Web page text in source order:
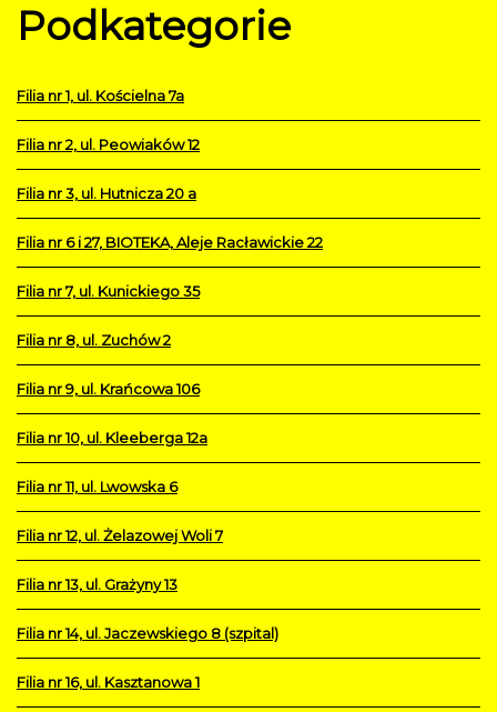
Podkategorie
Filia nr 1, ul. Kościelna 7a
Filia nr 2, ul. Peowiaków 12
Filia nr 3, ul. Hutnicza 20 a
Filia nr 6 i 27, BIOTEKA, Aleje Racławickie 22
Filia nr 7, ul. Kunickiego 35
Filia nr 8, ul. Zuchów 2
Filia nr 9, ul. Krańcowa 106
Filia nr 10, ul. Kleeberga 12a
Filia nr 11, ul. Lwowska 6
Filia nr 12, ul. Żelazowej Woli 7
Filia nr 13, ul. Grażyny 13
Filia nr 14, ul. Jaczewskiego 8 (szpital)
Filia nr 16, ul. Kasztanowa 1